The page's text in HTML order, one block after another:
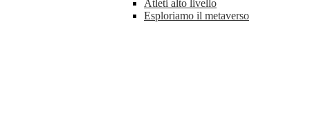
Atleti alto livello
Esploriamo il metaverso